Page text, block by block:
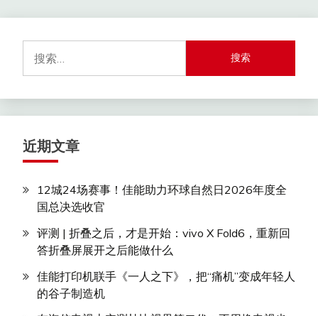
索：
近期文章
12城24场赛事！佳能助力环球自然日2026年度全
国总决选收官
评测 | 折叠之后，才是开始：vivo X Fold6，重新回
答折叠屏展开之后能做什么
佳能打印机联手《一人之下》，把“痛机”变成年轻人
的谷子制造机